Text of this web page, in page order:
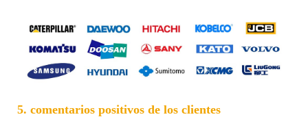
5. comentarios positivos de los clientes